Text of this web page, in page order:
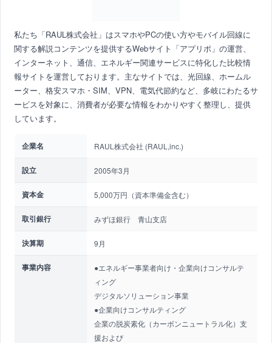
私たち「RAUL株式会社」はスマホやPCの使い方やモバイル回線に
関する解説コンテンツを提供するWebサイト「アプリポ」の運営、
インターネット、通信、エネルギー関連サービスに特化した比較情
報サイトを運営しております。主なサイトでは、光回線、ホームル
ーター、格安スマホ・SIM、VPN、電気代節約など、多岐にわたるサ
ービスを対象に、消費者が必要な情報をわかりやすく整理し、提供
しています。
企業名 RAUL株式会社 (RAUL,inc.)
設立 2005年3月
資本金 5,000万円（資本準備金含む）
取引銀行 みずほ銀行 青山支店
決算期 9月
事業内容
●エネルギー事業者向け・企業向けコンサルテ
ィング
デジタルソリューション事業
●企業向けコンサルティング
企業の脱炭素化（カーボンニュートラル化）支
援および